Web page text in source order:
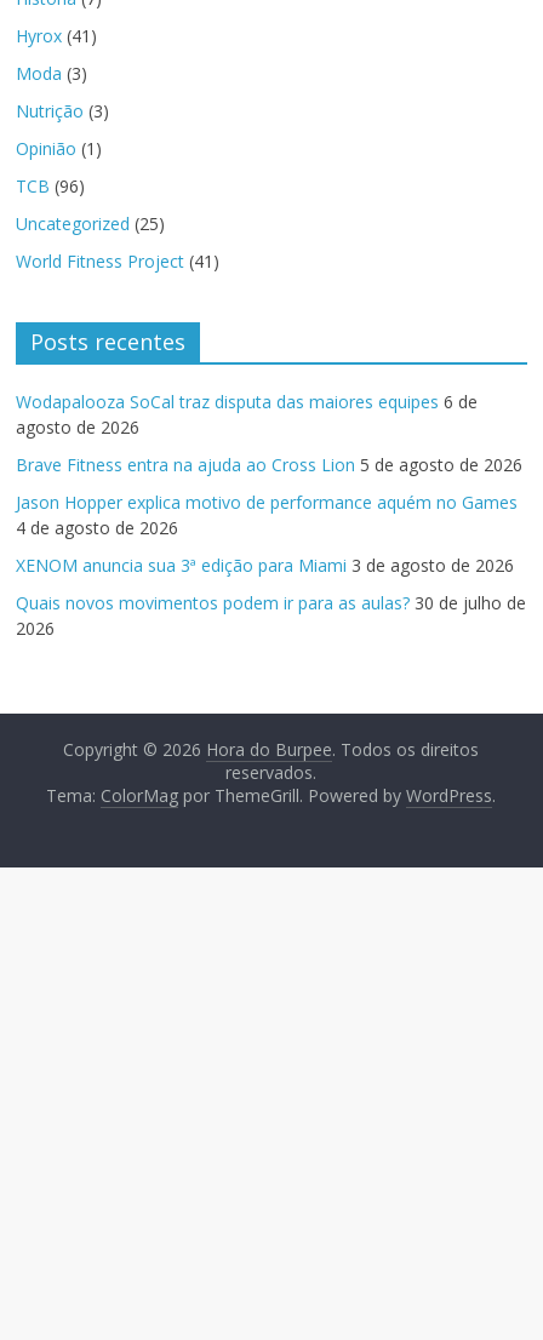
Hyrox (41)
Moda (3)
Nutrição (3)
Opinião (1)
TCB (96)
Uncategorized (25)
World Fitness Project (41)
Posts recentes
Wodapalooza SoCal traz disputa das maiores equipes 6 de
agosto de 2026
Brave Fitness entra na ajuda ao Cross Lion 5 de agosto de 2026
Jason Hopper explica motivo de performance aquém no Games
4 de agosto de 2026
XENOM anuncia sua 3ª edição para Miami 3 de agosto de 2026
Quais novos movimentos podem ir para as aulas? 30 de julho de
2026
Copyright © 2026 Hora do Burpee. Todos os direitos
reservados.
Tema: ColorMag por ThemeGrill. Powered byWordPress.